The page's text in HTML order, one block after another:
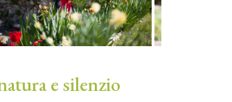
e silenzio